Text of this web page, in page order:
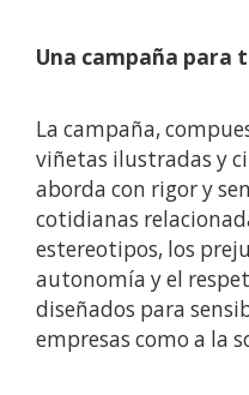
Una campaña para
La campaña,
viñetas ilustradas y
aborda con rigor y
cotidianas
estereotipos, los
autonomía y el
diseñados para
empresas como a la